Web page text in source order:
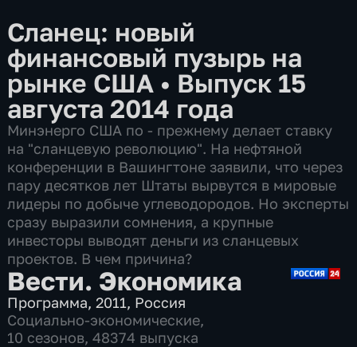
Сланец: новый
финансовый пузырь на
рынке США • Выпуск 15
августа 2014 года
Минэнерго США по - прежнему делает ставку
на "сланцевую революцию". На нефтяной
конференции в Вашингтоне заявили, что через
пару десятков лет Штаты вырвутся в мировые
лидеры по добыче углеводородов. Но эксперты
сразу выразили сомнения, а крупные
инвесторы выводят деньги из сланцевых
проектов. В чем причина?
Вести. Экономика
Программа,2011, Россия
Социально-экономические,
10 сезонов, 48374 выпуска